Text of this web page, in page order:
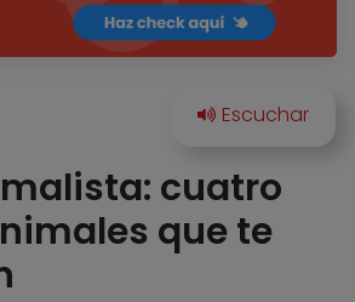
cuatro
que te